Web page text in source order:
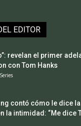
EDITOR
revelan el primer
con Tom Hanks
contó cómo le dice la
la intimidad: “Me dice